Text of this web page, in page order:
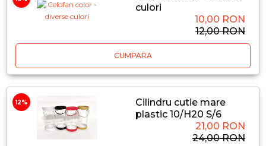
culori
10,00 RON
12,00 RON
CUMPARA
12%
Cilindru cutie mare
plastic 10/H20 S/6
21,00 RON
24,00 RON